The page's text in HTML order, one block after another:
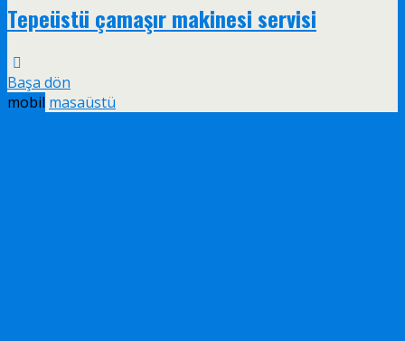
Tepeüstü çamaşır makinesi servisi
Başa dön
mobil masaüstü